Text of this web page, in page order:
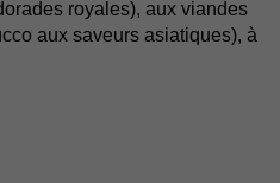
royales), aux viandes
aux saveurs asiatiques), à